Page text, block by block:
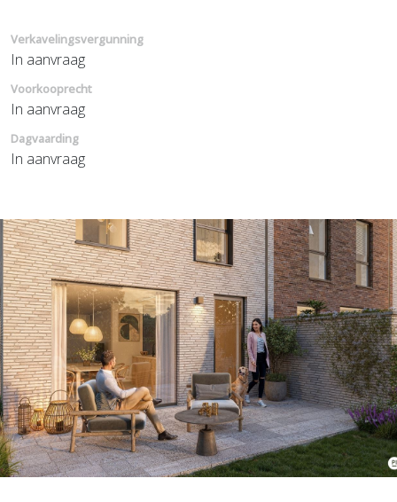
Verkavelingsvergunning
In aanvraag
Voorkooprecht
In aanvraag
Dagvaarding
In aanvraag